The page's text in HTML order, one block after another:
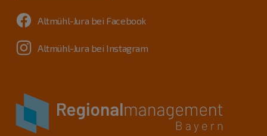
Altmühl-Jura bei Facebook
Altmühl-Jura bei Instagram